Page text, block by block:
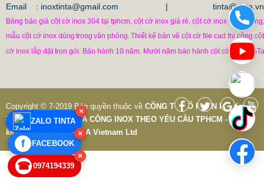
×
ZALO TINTA
×
f FACEBOOK
×
☎ 0974194339
CỘT CHỐNG VA ĐẬP INOX
1.682.500 VNĐ1.862.500 VNĐ
Mẫu: COT CHONG VA DAP INOX
Email : inoxtinta@gmail.com | tinta@tinta.vn
Bảng báo giá cột cờ inox 304 tại tphcm, cột cờ inox giá rẻ, cột cờ inox văn phòng,
mẫu cột cờ inox dùng trong văn phòng. Thiết kế bản vẽ cột cờ file cad thi công cột
cờ inox lắp đặt trọn gói. Bảo hành 10 năm. Mười năm bảo hành cột cờ inox
Copyright © 7-2019 Bản quyền thuộc về CÔNG TY CỔ PHẦN INOX
TINTA VIỆT NAM|GIA CÔNG INOX THEO YÊU CẦU TPHCM - Thiết
kế và phát triển bởi P.A Vietnam Ltd